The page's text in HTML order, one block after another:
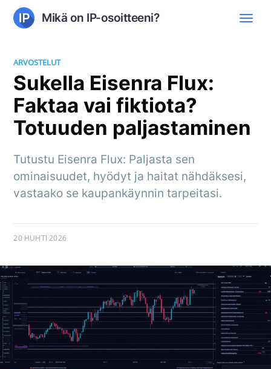
Mikä on IP-osoitteeni?
ARVOSTELUT
Sukella Eisenra Flux:
Faktaa vai fiktiota?
Totuuden paljastaminen
Tutustu Eisenra Flux: Paljasta sen
ominaisuudet, hyödyt ja haitat nähdäksesi,
vastaako se kaupankäynnin tarpeitasi.
20 HUHTI 2026